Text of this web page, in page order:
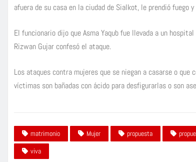
afuera de su casa en la ciudad de Sialkot, le prendió fuego
El funcionario dijo que Asma Yaqub fue llevada a un
Rizwan Gujar confesó el ataque.
Los ataques contra mujeres que se niegan a casarse o que
víctimas son bañadas con ácido para desfigurarlas o son
matrimonio Mujer propuesta
viva